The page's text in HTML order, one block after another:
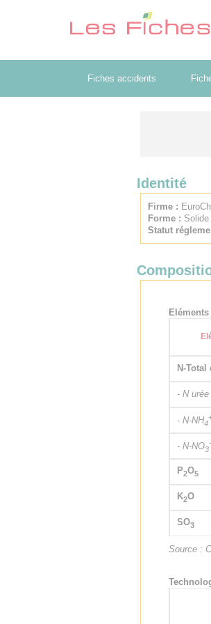
Fiches accidents
Identité
Firme :
Forme :
Statut
N-Total
- N urée
- N-NH4
- N-NO3
-
P2O5
K2O
SO3
Source :